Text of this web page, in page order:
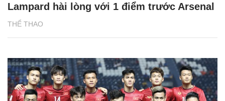
THỂ THAO
Lampard hài lòng với 1 điểm trước Arsenal